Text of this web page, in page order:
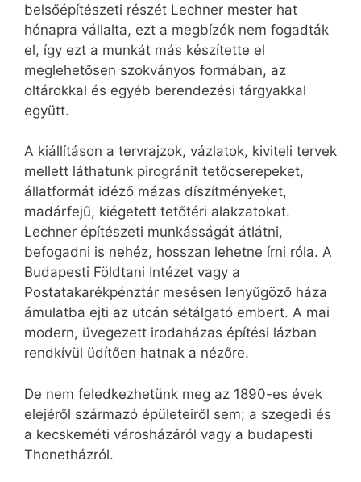
belsőépítészeti részét Lechner mester hat
hónapra vállalta, ezt a megbízók nem fogadták
el, így ezt a munkát más készítette el
meglehetősen szokványos formában, az
oltárokkal és egyéb berendezési tárgyakkal
együtt.
A kiállításon a tervrajzok, vázlatok, kiviteli tervek
mellett láthatunk pirogránit tetőcserepeket,
állatformát idéző mázas díszítményeket,
madárfejű, kiégetett tetőtéri alakzatokat.
Lechner építészeti munkásságát átlátni,
befogadni is nehéz, hosszan lehetne írni róla. A
Budapesti Földtani Intézet vagy a
Postatakarékpénztár mesésen lenyűgöző háza
ámulatba ejti az utcán sétálgató embert. A mai
modern, üvegezett irodaházas építési lázban
rendkívül üdítően hatnak a nézőre.
De nem feledkezhetünk meg az 1890-es évek
elejéről származó épületeiről sem; a szegedi és
a kecskeméti városházáról vagy a budapesti
Thonetházról.